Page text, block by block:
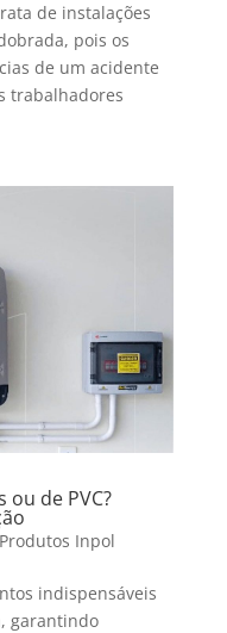
de instalações
pois os
de um acidente
trabalhadores
ou de PVC?
Produtos Inpol
indispensáveis
garantindo